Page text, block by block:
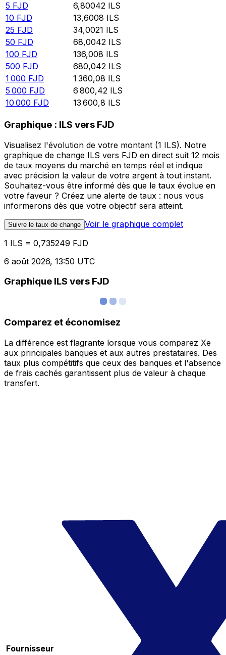
5 FJD 6,80042 ILS
10 FJD 13,6008 ILS
25 FJD 34,0021 ILS
50 FJD 68,0042 ILS
100 FJD 136,008 ILS
500 FJD 680,042 ILS
1 000 FJD 1 360,08 ILS
5 000 FJD 6 800,42 ILS
10 000 FJD 13 600,8 ILS
Graphique : ILS vers FJD
Visualisez l'évolution de votre montant (1 ILS). Notre
graphique de change ILS vers FJD en direct suit 12 mois
de taux moyens du marché en temps réel et indique
avec précision la valeur de votre argent à tout instant.
Souhaitez-vous être informé dès que le taux évolue en
votre faveur ? Créez une alerte de taux : nous vous
informerons dès que votre objectif sera atteint.
Suivre le taux de change Voir le graphique complet
1 ILS = 0,735249 FJD
6 août 2026, 13:50 UTC
Graphique ILS vers FJD
Comparez et économisez
La différence est flagrante lorsque vous comparez Xe
aux principales banques et aux autres prestataires. Des
taux plus compétitifs que ceux des banques et l'absence
de frais cachés garantissent plus de valeur à chaque
transfert.
Fournisseur